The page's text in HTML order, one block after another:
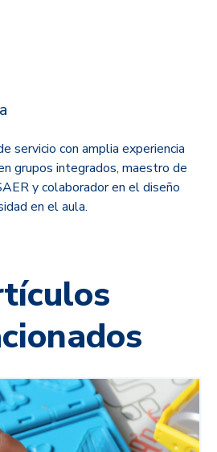
servicio con amplia experiencia
grupos integrados, maestro de
y colaborador en el diseño
en el aula.